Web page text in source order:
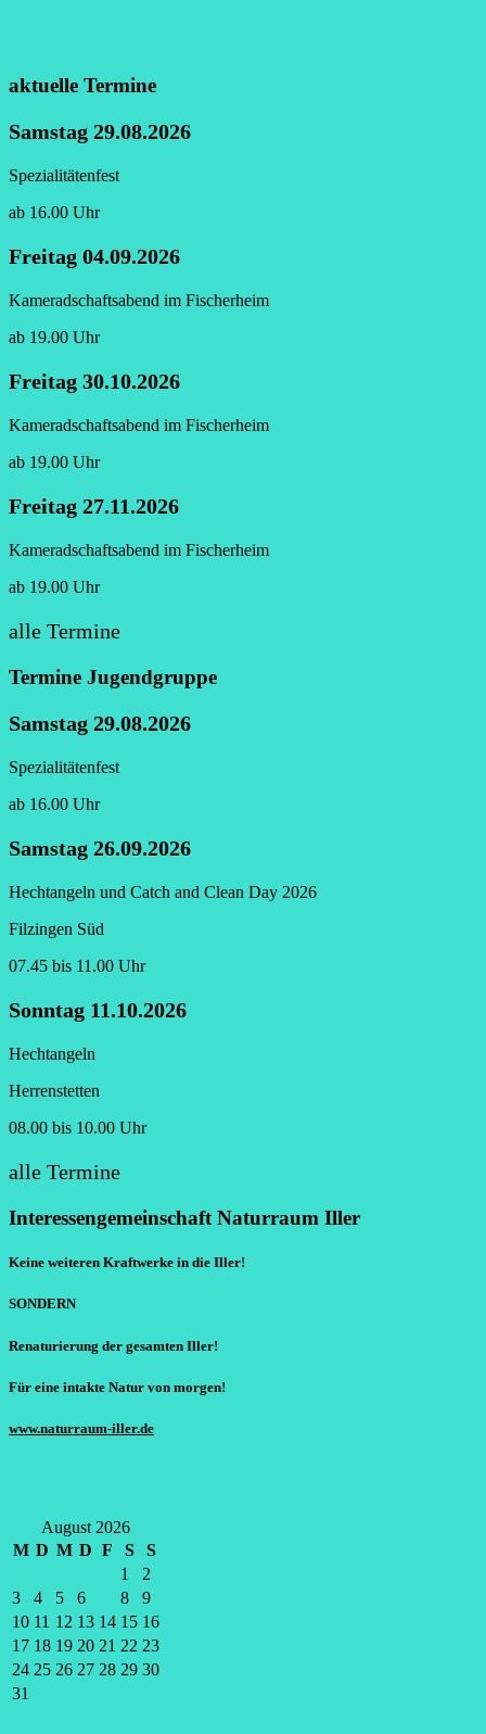
aktuelle Termine
Samstag 29.08.2026
Spezialitätenfest
ab 16.00 Uhr
Freitag 04.09.2026
Kameradschaftsabend im Fischerheim
ab 19.00 Uhr
Freitag 30.10.2026
Kameradschaftsabend im Fischerheim
ab 19.00 Uhr
Freitag 27.11.2026
Kameradschaftsabend im Fischerheim
ab 19.00 Uhr
alle Termine
Termine Jugendgruppe
Samstag 29.08.2026
Spezialitätenfest
ab 16.00 Uhr
Samstag 26.09.2026
Hechtangeln und Catch and Clean Day 2026
Filzingen Süd
07.45 bis 11.00 Uhr
Sonntag 11.10.2026
Hechtangeln
Herrenstetten
08.00 bis 10.00 Uhr
alle Termine
Interessengemeinschaft Naturraum Iller
Keine weiteren Kraftwerke in die Iller!
SONDERN
Renaturierung der gesamten Iller!
Für eine intakte Natur von morgen!
www.naturraum-iller.de
August 2026
M D M D F S
S
1
2
3
4 5 6 8
9
10 11 12 13 14 15 16
17 18 19 20 21 22 23
24 25 26 27 28 29 30
31